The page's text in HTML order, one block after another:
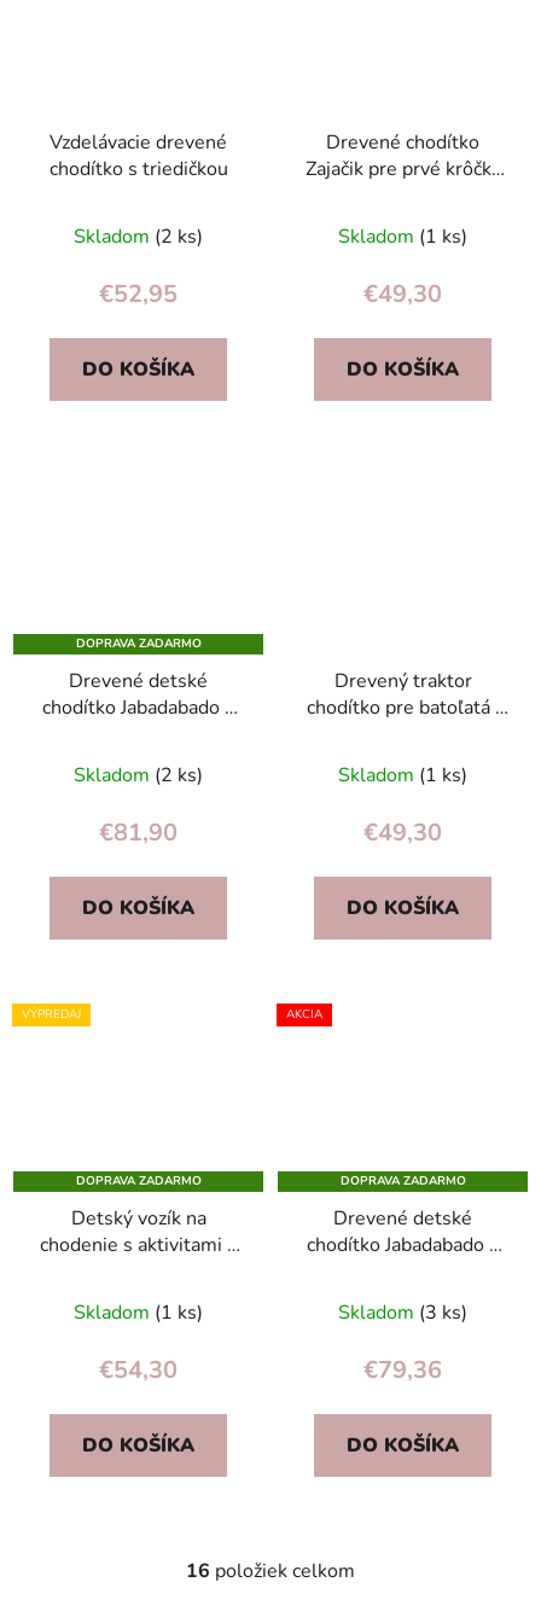
Vzdelávacie drevené
chodítko s triedičkou
Skladom (2 ks)
€52,95
DO KOŠÍKA
Drevené chodítko
Zajačik pre prvé krôčky
vozík na hračky,
bezpečný
Skladom (1 ks)
€49,30
DO KOŠÍKA
DOPRAVA ZADARMO
Drevené detské
chodítko Jabadabado s
gumené kolesá,
nastaviteľné brzdy
Skladom (2 ks)
€81,90
DO KOŠÍKA
Drevený traktor
chodítko pre batoľatá |
hračky
Skladom (1 ks)
€49,30
DO KOŠÍKA
VÝPREDAJ
DOPRAVA ZADARMO
Detský vozík na
chodenie s aktivitami –
pre rozvoj motoriky
Skladom (1 ks)
€54,30
DO KOŠÍKA
AKCIA
DOPRAVA ZADARMO
Drevené detské
chodítko Jabadabado s
gumené kolesá,
nastaviteľné brzdy
Skladom (3 ks)
€79,36
DO KOŠÍKA
O
16 položiek celkom